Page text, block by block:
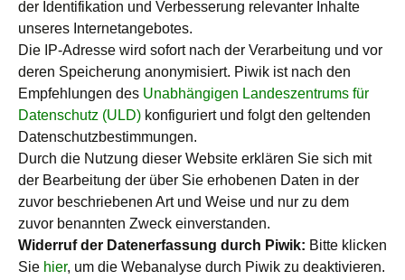
der Identifikation und Verbesserung relevanter Inhalte
unseres Internetangebotes.
Die IP-Adresse wird sofort nach der Verarbeitung und vor
deren Speicherung anonymisiert. Piwik ist nach den
Empfehlungen des Unabhängigen Landeszentrums für
Datenschutz (ULD) konfiguriert und folgt den geltenden
Datenschutzbestimmungen.
Durch die Nutzung dieser Website erklären Sie sich mit
der Bearbeitung der über Sie erhobenen Daten in der
zuvor beschriebenen Art und Weise und nur zu dem
zuvor benannten Zweck einverstanden.
Widerruf der Datenerfassung durch Piwik: Bitte klicken
Sie hier, um die Webanalyse durch Piwik zu deaktivieren.